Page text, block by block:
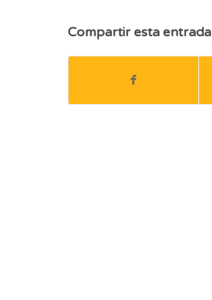
Compartir esta entrada